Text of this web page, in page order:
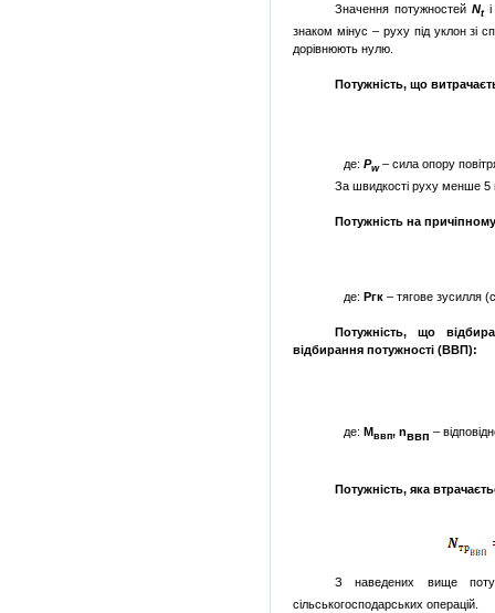
Значення потужностейNt
знаком мінус – руху під уклон зі
дорівнюють нулю.
Потужність, що
де: Pw– сила опору
За швидкості руху менше
Потужність на
де: Ргк– тягове зусилля
Потужність, що
відбирання потужності (ВВП):
де: Мввп, nввп –
Потужність, яка
З наведених вище
сільськогосподарських операцій.